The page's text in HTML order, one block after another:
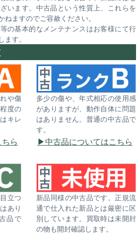
います。中古品という性質上、これらを
ますのでご容赦ください。
の基本的なメンテナンスはお客様にて行
す。
や傷
度の
キレ
ら
多少の傷や、年式相応の使用感
がありますが、動作自体に問題
はありません。普通の中古品で
す。
中古品についてはこちら
立つ
あり
品で
新品同様の中古品です。正規流
通で仕入れた新品とは厳密に区
別しています。買取時は未開封
の物も開封確認します。